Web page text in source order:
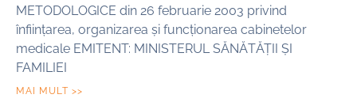
METODOLOGICE din 26 februarie 2003 privind
înființarea, organizarea și funcționarea cabinetelor
medicale EMITENT: MINISTERUL SĂNĂTĂȚII ȘI
FAMILIEI
MAI MULT >>